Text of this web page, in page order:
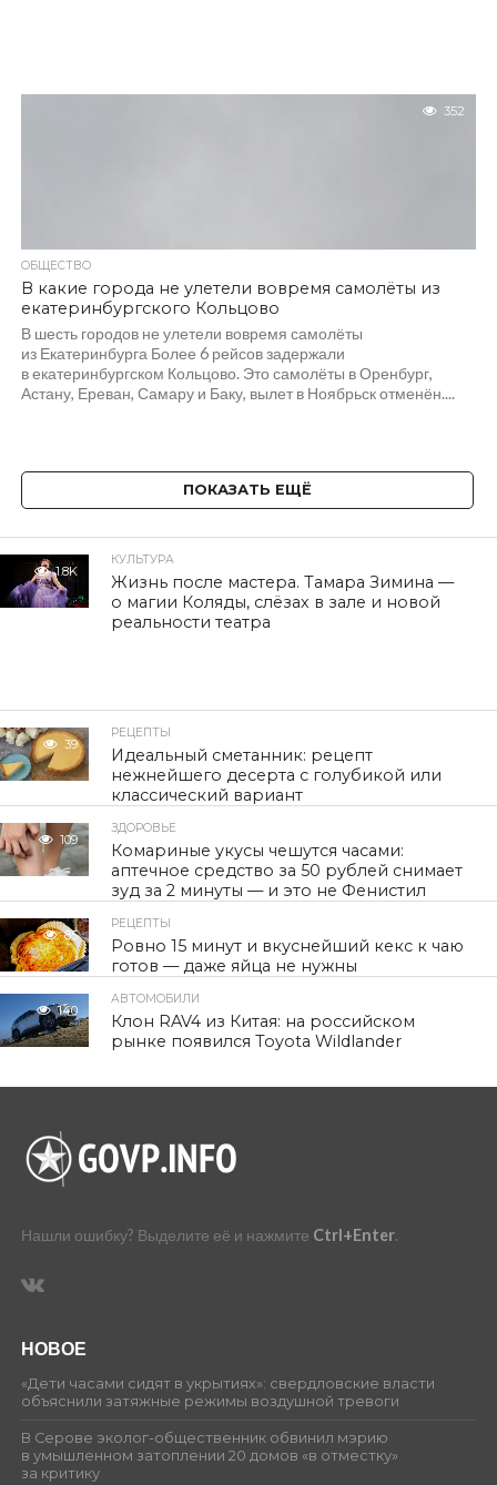
352
ОБЩЕСТВО
В какие города не улетели вовремя самолёты из
екатеринбургского Кольцово
В шесть городов не улетели вовремя самолёты
из Екатеринбурга Более 6 рейсов задержали
в екатеринбургском Кольцово. Это самолёты в Оренбург,
Астану, Ереван, Самару и Баку, вылет в Ноябрьск отменён....
ПОКАЗАТЬ ЕЩЁ
1.8K
КУЛЬТУРА
Жизнь после мастера. Тамара Зимина —
о магии Коляды, слёзах в зале и новой
реальности театра
39
РЕЦЕПТЫ
Идеальный сметанник: рецепт
нежнейшего десерта с голубикой или
классический вариант
109
ЗДОРОВЬЕ
Комариные укусы чешутся часами:
аптечное средство за 50 рублей снимает
зуд за 2 минуты — и это не Фенистил
85
РЕЦЕПТЫ
Ровно 15 минут и вкуснейший кекс к чаю
готов — даже яйца не нужны
140
АВТОМОБИЛИ
Клон RAV4 из Китая: на российском
рынке появился Toyota Wildlander
Нашли ошибку? Выделите её и нажмите Ctrl+Enter.
НОВОЕ
«Дети часами сидят в укрытиях»: свердловские власти
объяснили затяжные режимы воздушной тревоги
В Серове эколог-общественник обвинил мэрию
в умышленном затоплении 20 домов «в отместку»
за критику